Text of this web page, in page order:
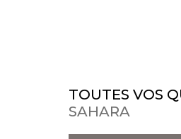
TOUTES VOS
SAHARA